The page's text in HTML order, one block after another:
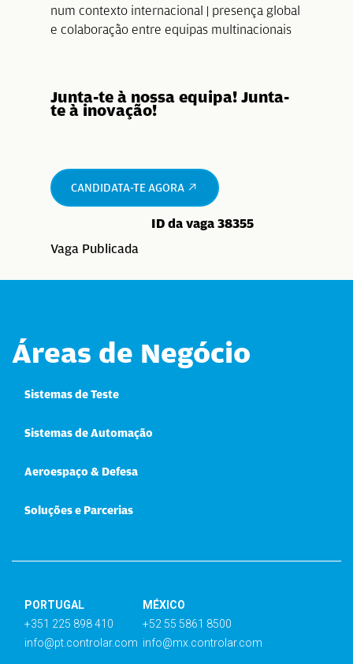
num contexto internacional | presença global
e colaboração entre equipas multinacionais
Junta-te à nossa equipa! Junta-
te à inovação!
CANDIDATA-TE AGORA
Vaga Publicada
ID da vaga 38355
Áreas de Negócio
Sistemas de Teste
Sistemas de Automação
Aeroespaço & Defesa
Soluções e Parcerias
PORTUGAL
+351 225 898 410
info@pt.controlar.com
MÉXICO
+52 55 5861 8500
info@mx.controlar.com